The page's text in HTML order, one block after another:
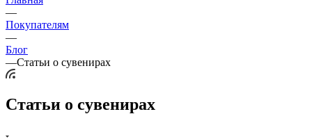
—
Покупателям
—
Блог
—Статьи о сувенирах
Статьи о сувенирах